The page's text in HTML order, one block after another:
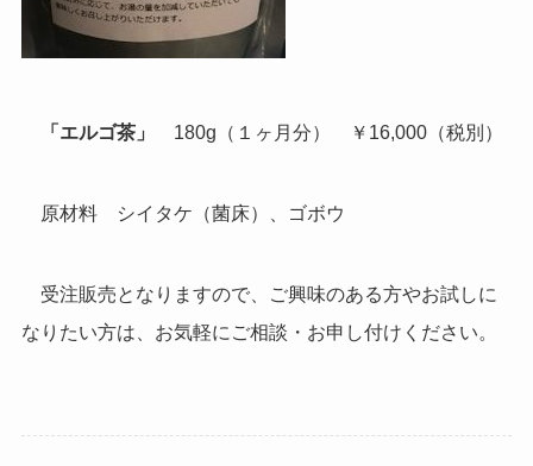
「エルゴ茶」 180g（１ヶ月分） ￥16,000（税別）
原材料 シイタケ（菌床）、ゴボウ
受注販売となりますので、ご興味のある方やお試しに
なりたい方は、お気軽にご相談・お申し付けください。